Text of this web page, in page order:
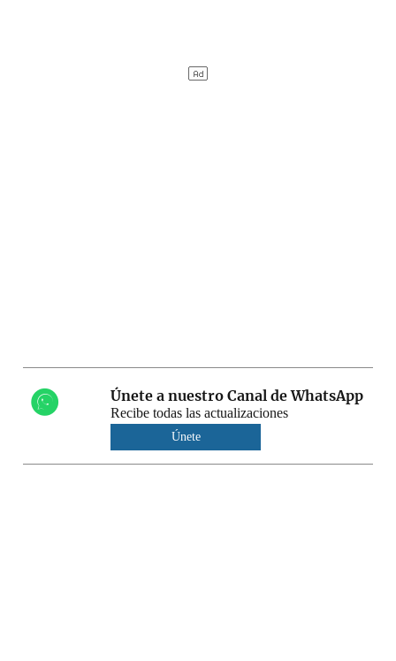
Únete a nuestro Canal de WhatsApp
Recibe todas las actualizaciones
Únete